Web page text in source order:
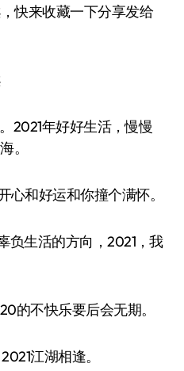
快来收藏一下分享发给
年好好生活，慢慢
。
和好运和你撞个满怀。
生活的方向，2021，我
不快乐要后会无期。
江湖相逢。